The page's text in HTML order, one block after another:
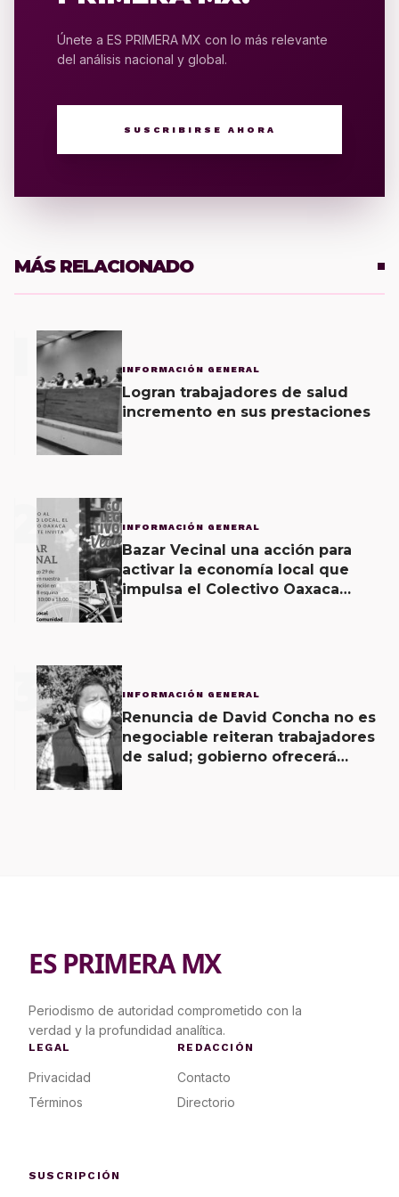
Únete a ES PRIMERA MX con lo más relevante
del análisis nacional y global.
SUSCRIBIRSE AHORA
MÁS RELACIONADO
INFORMACIÓN GENERAL
Logran trabajadores de salud
incremento en sus prestaciones
2 INFORMACIÓN GENERAL
Bazar Vecinal una acción para
activar la economía local que
impulsa el Colectivo Oaxaca
3 INFORMACIÓN GENERAL
Renuncia de David Concha no es
negociable reiteran trabajadores
de salud; gobierno ofrecerá
ES PRIMERA MX
Periodismo de autoridad comprometido con la
verdad y la profundidad analítica.
LEGAL
Privacidad
Términos
REDACCIÓN
Contacto
Directorio
SUSCRIPCIÓN